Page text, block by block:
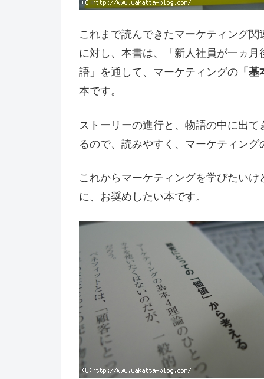
これまで読んできたマーケティング
に対し、本書は、「新人社員が一ヵ
語」を通して、マーケティングの 「
本です。
ストーリーの進行と、物語の中に出
るので、読みやすく、マーケティング
これからマーケティングを学びたい
に、お奨めしたい本です。